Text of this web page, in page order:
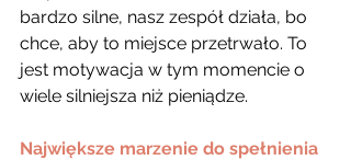
bardzo silne, nasz zespół działa, bo
chce, aby to miejsce przetrwało. To
jest motywacja w tym momencie o
wiele silniejsza niż pieniądze.
Największe marzenie do spełnienia